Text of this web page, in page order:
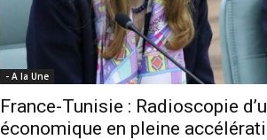
- A la Une
France-Tunisie : Radioscopie
économique en pleine